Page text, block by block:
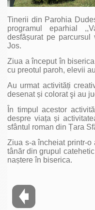
Tinerii din Parohia
programul eparhial
desfășurat pe
Jos.
Ziua a început în
cu preotul paroh, elevii
Au urmat activități
desenat și colorat şi au
În timpul acestor
despre viața și
sfântul roman din Țara
Ziua s-a încheiat printr-o
tânăr din grupul
naștere în biserica.